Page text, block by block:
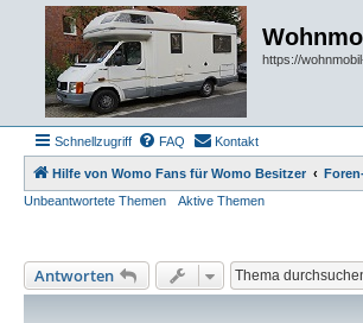
https://
Schnellzugriff FAQ Kontakt
Hilfe von Womo Fans für Womo Besitzer
Unbeantwortete Themen
Aktive Themen
Antworten